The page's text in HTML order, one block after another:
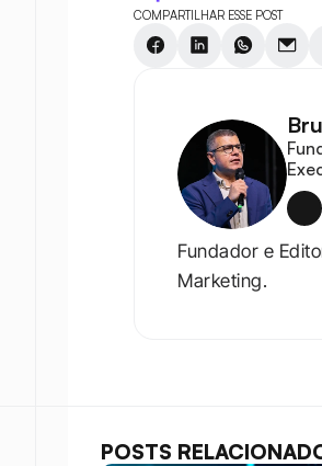
COMPARTILHAR ESSE POST
Fundador e
Marketing.
POSTS